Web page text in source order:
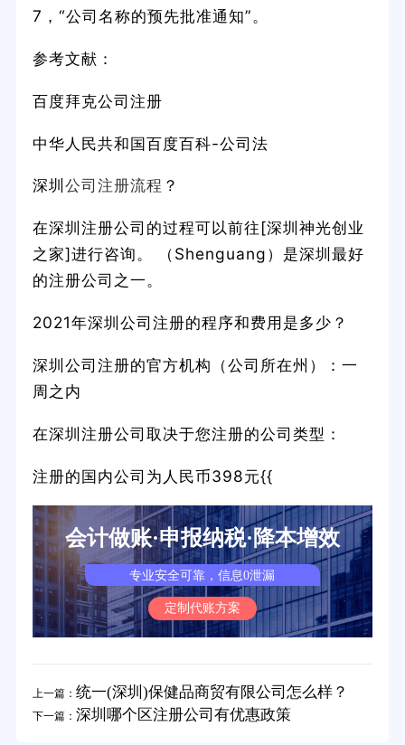
7，“公司名称的预先批准通知”。
参考文献：
百度拜克公司注册
中华人民共和国百度百科-公司法
深圳 公司注册流程 ？
在深圳注册公司的过程可以前往[深圳神光创业
之家]进行咨询。 （Shenguang）是深圳最好
的注册公司之一。
2021年深圳公司注册的程序和费用是多少？
深圳公司注册的官方机构（公司所在州）：一
周之内
在深圳注册公司取决于您注册的公司类型：
注册的国内公司为人民币398元{{
会计做账·申报纳税·降本增效
专业安全可靠，信息0泄漏
定制代账方案
上一篇： 统一(深圳)保健品商贸有限公司怎么样？
下一篇： 深圳哪个区注册公司有优惠政策